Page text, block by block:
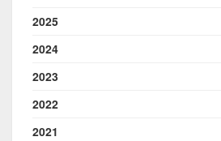
2025
2024
2023
2022
2021